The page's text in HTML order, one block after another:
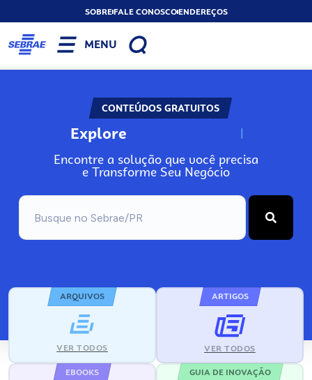
SOBREFALE CONOSCOENDEREÇOS
MENU
CONTEÚDOS GRATUITOS
Explore N
Encontre a solução que você precisa
e Transforme Seu Negócio
ARQUIVOS
VER TODOS
ARTIGOS
VER TODOS
EBOOKS GUIA DE INOVAÇÃO